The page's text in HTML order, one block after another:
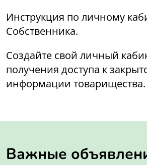
Инструкция по личному
Собственника.
Создайте свой личный
получения доступа к
информации товарищества.
Важные